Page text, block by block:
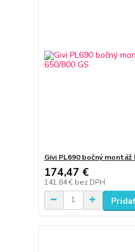
Givi PL690 bočný montáž
174,47 €
141,84 € bez DPH